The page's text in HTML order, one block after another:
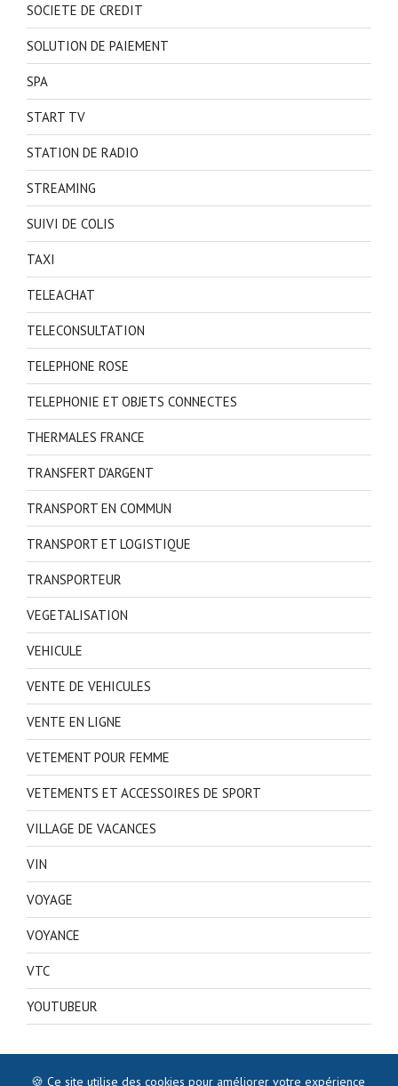
SOCIETE DE CREDIT
SOLUTION DE PAIEMENT
SPA
START TV
STATION DE RADIO
STREAMING
SUIVI DE COLIS
TAXI
TELEACHAT
TELECONSULTATION
TELEPHONE ROSE
TELEPHONIE ET OBJETS CONNECTES
THERMALES FRANCE
TRANSFERT D'ARGENT
TRANSPORT EN COMMUN
TRANSPORT ET LOGISTIQUE
TRANSPORTEUR
VEGETALISATION
VEHICULE
VENTE DE VEHICULES
VENTE EN LIGNE
VETEMENT POUR FEMME
VETEMENTS ET ACCESSOIRES DE SPORT
VILLAGE DE VACANCES
VIN
VOYAGE
VOYANCE
VTC
YOUTUBEUR
🍪 Ce site utilise des cookies pour améliorer votre expérience